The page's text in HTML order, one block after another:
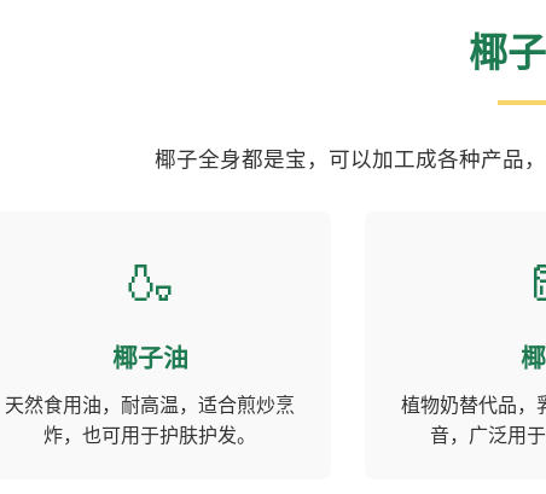
椰
椰子全身都是宝，可以加工成各种产品
🍶
椰子油
天然食用油，耐高温，适合煎炒烹
炸，也可用于护肤护发。
植物奶替代品，
音，广泛用